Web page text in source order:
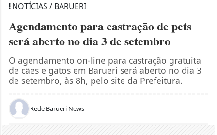
NOTÍCIAS / BARUERI
Agendamento para castração de pets
será aberto no dia 3 de setembro
O agendamento on-line para castração gratuita
de cães e gatos em Barueri será aberto no dia 3
de setembro, às 8h, pelo site da Prefeitura.
Rede Barueri News